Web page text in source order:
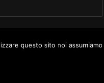
questo sito noi